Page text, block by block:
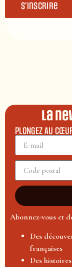
S’inscrire
La
PLONGEZ AU
Abonnez-vous et
Des
françaises
Des